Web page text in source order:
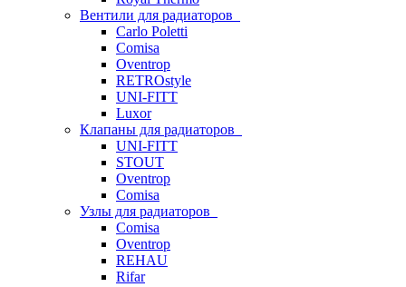
Вентили для радиаторов
Carlo Poletti
Comisa
Oventrop
RETROstyle
UNI-FITT
Luxor
Клапаны для радиаторов
UNI-FITT
STOUT
Oventrop
Comisa
Узлы для радиаторов
Comisa
Oventrop
REHAU
Rifar